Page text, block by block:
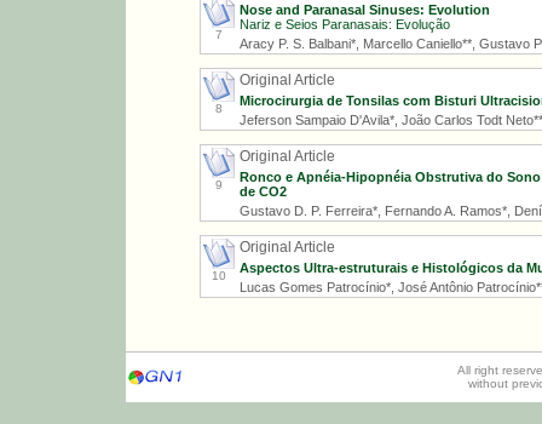
7
Nose and Paranasal Sinuses: Evolution
Nariz e Seios Paranasais: Evolução
Aracy P. S. Balbani*, Marcello Caniello**, Gustavo
8
Original Article
Microcirurgia de Tonsilas com Bisturi
Jeferson Sampaio D'Avila*, João Carlos Todt
9
Original Article
Ronco e Apnéia-Hipopnéia Obstrutiva do
de CO2
Gustavo D. P. Ferreira*, Fernando A. Ramos*,
10
Original Article
Aspectos Ultra-estruturais e Histológicos da
Lucas Gomes Patrocínio*, José Antônio
All right
without